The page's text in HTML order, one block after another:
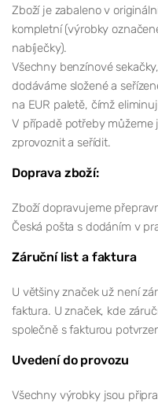
Zboží je zabaleno v
kompletní (výrobky
nabíječky).
Všechny benzínové
dodáváme složené a
na EUR paletě, čímž
V případě potřeby můžeme
zprovoznit a seřídit.
Doprava zboží:
Zboží dopravujeme
Česká pošta s dodáním v
Záruční list a faktura
U většiny značek už není
faktura. U značek, kde
společně s fakturou
Uvedení do provozu
Všechny výrobky jsou